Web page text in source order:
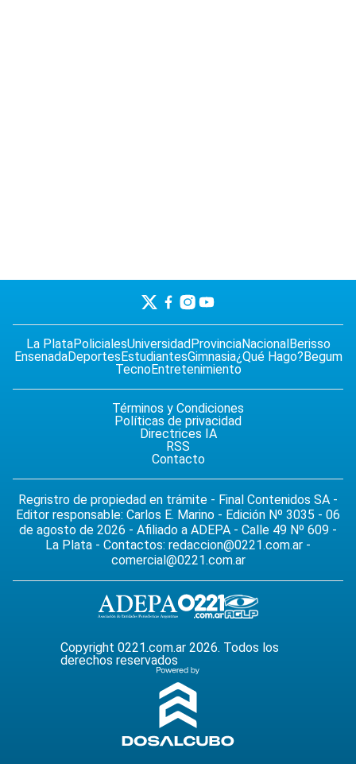
La PlataPolicialesUniversidad ProvinciaNacional Berisso
EnsenadaDeportes EstudiantesGimnasia¿Qué Hago? Begum
TecnoEntretenimiento
Términos y Condiciones
Políticas de privacidad
Directrices IA
RSS
Contacto
Regristro de propiedad en trámite - Final Contenidos SA -
Editor responsable: Carlos E. Marino - Edición Nº 3035 - 06
de agosto de 2026 - Afiliado a ADEPA - Calle 49 Nº 609 -
La Plata - Contactos: redaccion@0221.com.ar -
comercial@0221.com.ar
Copyright 0221.com.ar 2026. Todos los
derechos reservados